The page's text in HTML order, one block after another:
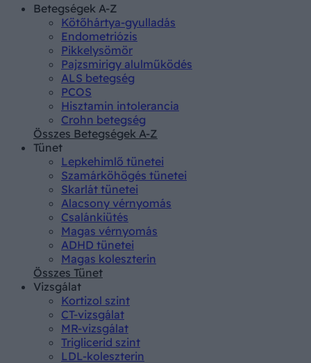
Betegségek A-Z
Kötőhártya-gyulladás
Endometriózis
Pikkelysömör
Pajzsmirigy alulműködés
ALS betegség
PCOS
Hisztamin intolerancia
Crohn betegség
Összes Betegségek A-Z
Tünet
Lepkehimlő tünetei
Szamárköhögés tünetei
Skarlát tünetei
Alacsony vérnyomás
Csalánkiütés
Magas vérnyomás
ADHD tünetei
Magas koleszterin
Összes Tünet
Vizsgálat
Kortizol szint
CT-vizsgálat
MR-vizsgálat
Triglicerid szint
LDL-koleszterin